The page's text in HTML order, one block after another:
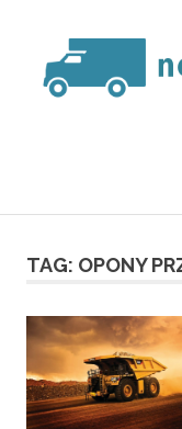
content
TAG: OPONY